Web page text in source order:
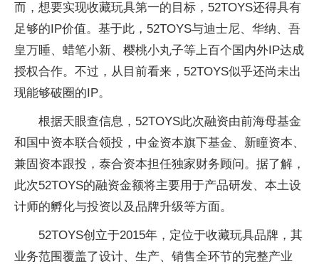
而，想要实现收藏玩具第一的目标，52TOYS还得具有
足够的IP价值。基于此，52TOYS与迪士尼、华纳、吾
皇万睡、蜡笔小新、樱桃小丸子等上百个国内外IP达成
授权合作。不过，从目前看来，52TOYS似乎还尚未出
现能够破圈的IP。
根据天眼查信息，52TOYS此次融资由前海母基金
和国中资本联合领投，中金资本旗下基金、新瞳资本、
兼固资本跟投，泰合资本担任独家财务顾问。据了解，
此次52TOYS的融资金额将主要用于产品研发、本土设
计师的孵化与投资以及品牌升级等方面。
52TOYS创立于2015年，定位于收藏玩具品牌，其
业务范围覆盖了设计、生产、销售全环节的完整产业